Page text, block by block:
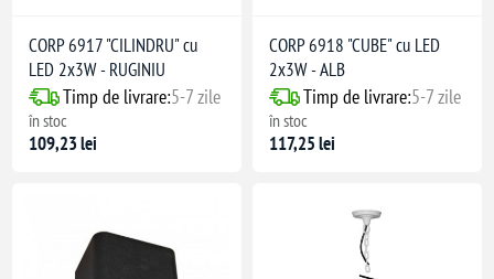
CORP 6917 "CILINDRU" cu
LED 2x3W - RUGINIU
Timp de livrare:5-7 zile
în stoc
109,23 lei
CORP 6918 "CUBE" cu LED
2x3W - ALB
Timp de livrare:5-7 zile
în stoc
117,25 lei